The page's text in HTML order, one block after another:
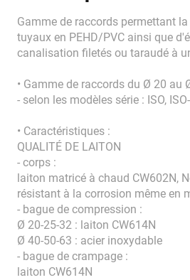
Gamme de raccords permettant
tuyaux en PEHD/PVC ainsi que
canalisation filetés ou taraudé à
• Gamme de raccords du Ø 20 au
- selon les modèles série : ISO,
• Caractéristiques :
QUALITÉ DE LAITON
- corps :
laiton matricé à chaud CW602N,
résistant à la corrosion même en
- bague de compression :
Ø 20-25-32 : laiton CW614N
Ø 40-50-63 : acier inoxydable
- bague de crampage :
laiton CW614N